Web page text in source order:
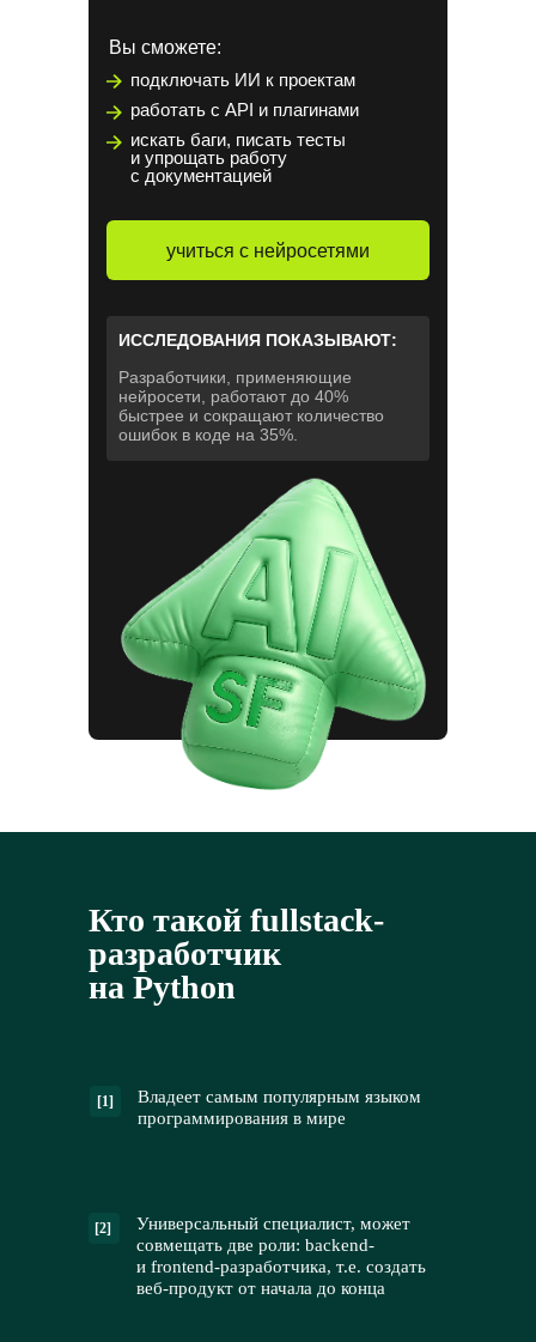
учиться с нейросетями
ИССЛЕДОВАНИЯ ПОКАЗЫВАЮТ:
Разработчики, применяющие
нейросети, работают до 40%
быстрее и сокращают количество
ошибок в коде на 35%.
Вы сможете:
подключать ИИ к проектам
работать с API и плагинами
искать баги, писать тесты
и упрощать работу
с документацией
Кто такой fullstack-
разработчик
на Python
[1]
Владеет самым популярным языком
программирования в мире
[2]
Универсальный специалист, может
совмещать две роли: backend-
и frontend-разработчика, т.е. создать
веб-продукт от начала до конца